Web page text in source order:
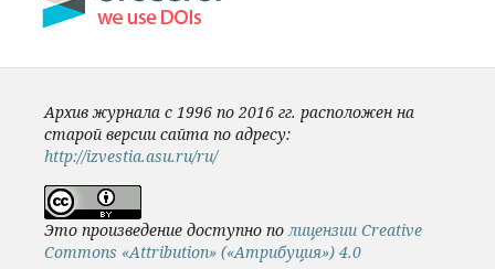
Архив журнала с 1996 по 2016 гг. расположен на
старой версии сайта по адресу:
http://izvestia.asu.ru/ru/
Это произведение доступно полицензии Creative
Commons «Attribution» («Атрибуция») 4.0